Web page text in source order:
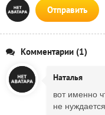
Отправить
Комментарии (1)
Наталья
вот именно
не